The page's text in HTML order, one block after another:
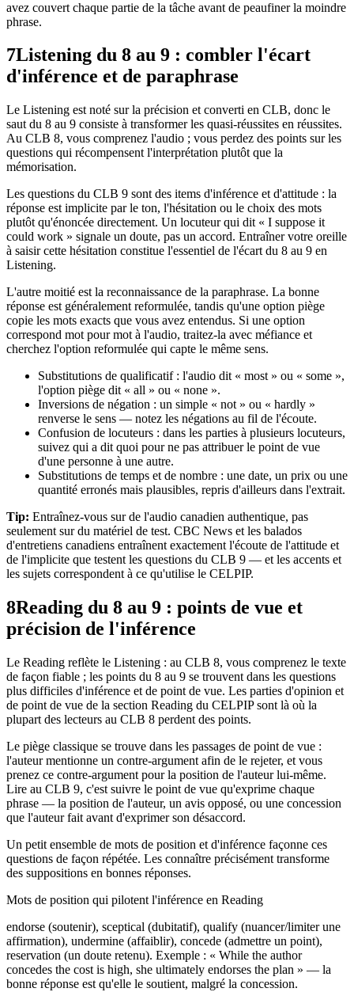
avez couvert chaque partie de la tâche avant de peaufiner la moindre
phrase.
7Listening du 8 au 9 : combler l'écart
d'inférence et de paraphrase
Le Listening est noté sur la précision et converti en CLB, donc le
saut du 8 au 9 consiste à transformer les quasi-réussites en réussites.
Au CLB 8, vous comprenez l'audio ; vous perdez des points sur les
questions qui récompensent l'interprétation plutôt que la
mémorisation.
Les questions du CLB 9 sont des items d'inférence et d'attitude : la
réponse est implicite par le ton, l'hésitation ou le choix des mots
plutôt qu'énoncée directement. Un locuteur qui dit « I suppose it
could work » signale un doute, pas un accord. Entraîner votre oreille
à saisir cette hésitation constitue l'essentiel de l'écart du 8 au 9 en
Listening.
L'autre moitié est la reconnaissance de la paraphrase. La bonne
réponse est généralement reformulée, tandis qu'une option piège
copie les mots exacts que vous avez entendus. Si une option
correspond mot pour mot à l'audio, traitez-la avec méfiance et
cherchez l'option reformulée qui capte le même sens.
Substitutions de qualificatif : l'audio dit « most » ou « some »,
l'option piège dit « all » ou « none ».
Inversions de négation : un simple « not » ou « hardly »
renverse le sens — notez les négations au fil de l'écoute.
Confusion de locuteurs : dans les parties à plusieurs locuteurs,
suivez qui a dit quoi pour ne pas attribuer le point de vue
d'une personne à une autre.
Substitutions de temps et de nombre : une date, un prix ou une
quantité erronés mais plausibles, repris d'ailleurs dans l'extrait.
Tip: Entraînez-vous sur de l'audio canadien authentique, pas
seulement sur du matériel de test. CBC News et les balados
d'entretiens canadiens entraînent exactement l'écoute de l'attitude et
de l'implicite que testent les questions du CLB 9 — et les accents et
les sujets correspondent à ce qu'utilise le CELPIP.
8Reading du 8 au 9 : points de vue et
précision de l'inférence
Le Reading reflète le Listening : au CLB 8, vous comprenez le texte
de façon fiable ; les points du 8 au 9 se trouvent dans les questions
plus difficiles d'inférence et de point de vue. Les parties d'opinion et
de point de vue de la section Reading du CELPIP sont là où la
plupart des lecteurs au CLB 8 perdent des points.
Le piège classique se trouve dans les passages de point de vue :
l'auteur mentionne un contre-argument afin de le rejeter, et vous
prenez ce contre-argument pour la position de l'auteur lui-même.
Lire au CLB 9, c'est suivre le point de vue qu'exprime chaque
phrase — la position de l'auteur, un avis opposé, ou une concession
que l'auteur fait avant d'exprimer son désaccord.
Un petit ensemble de mots de position et d'inférence façonne ces
questions de façon répétée. Les connaître précisément transforme
des suppositions en bonnes réponses.
Mots de position qui pilotent l'inférence en Reading
endorse (soutenir), sceptical (dubitatif), qualify (nuancer/limiter une
affirmation), undermine (affaiblir), concede (admettre un point),
reservation (un doute retenu). Exemple : « While the author
concedes the cost is high, she ultimately endorses the plan » — la
bonne réponse est qu'elle le soutient, malgré la concession.